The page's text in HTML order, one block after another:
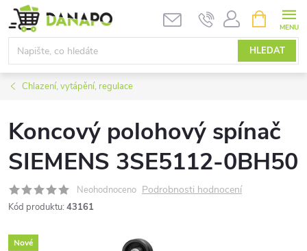
Přejít
na
obsah
HLEDAT
NÁKUPNÍ
KOŠÍK
Chlazení, vytápění, regulace
Koncový polohový spínač
SIEMENS 3SE5112-0BH50
Neohodnoceno Podrobnosti hodnocení
Kód produktu: 43161
Nové